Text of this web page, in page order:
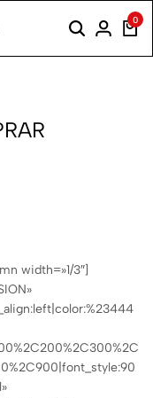
0
width=»1/3″]